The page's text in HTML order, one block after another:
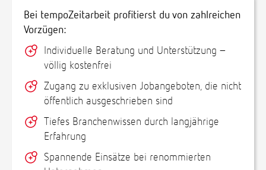
Bei tempoZeitarbeit profitierst du von zahlreichen
Vorzügen:
Individuelle Beratung und Unterstützung –
völlig kostenfrei
Zugang zu exklusiven Jobangeboten, die nicht
öffentlich ausgeschrieben sind
Tiefes Branchenwissen durch langjährige
Erfahrung
Spannende Einsätze bei renommierten